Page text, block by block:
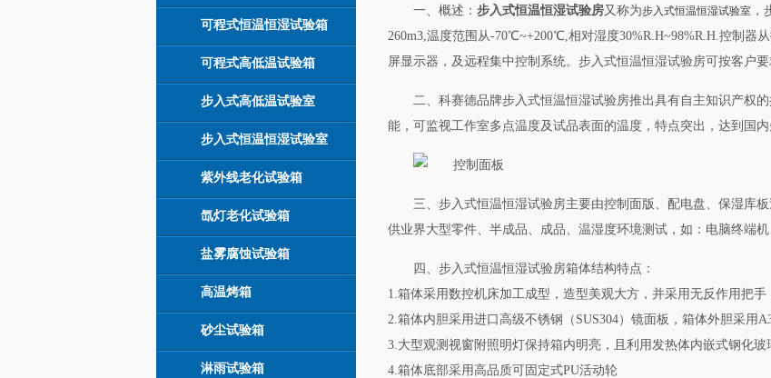
可程式恒温恒湿试验箱
可程式高低温试验箱
步入式高低温试验室
步入式恒温恒湿试验室
紫外线老化试验箱
氙灯老化试验箱
盐雾腐蚀试验箱
高温烤箱
砂尘试验箱
淋雨试验箱
一、概述： 步入式恒温恒湿试验房又称为步入式恒温恒湿试验室 ，
260m3,温度范围从-70℃~+200℃,相对湿度30%R.H~98%R.H.控制器
屏显示器，及远程集中控制系统。步入式恒温恒湿试验房可按客户要
二、科赛德品牌步入式恒温恒湿试验房推出具有自主知识产权
能，可监视工作室多点温度及试品表面的温度，特点突出，达到国
三、步入式恒温恒湿试验房主要由控制面版、配电盘、保湿库
供业界大型零件、半成品、成品、温湿度环境测试，如：电脑终端机
四、步入式恒温恒湿试验房箱体结构特点：
1.箱体采用数控机床加工成型，造型美观大方，并采用无反作用把手
2.箱体内胆采用进口高级不锈钢（SUS304）镜面板，箱体外胆采用
3.大型观测视窗附照明灯保持箱内明亮，且利用发热体内嵌式钢化玻
4.箱体底部采用高品质可固定式PU活动轮